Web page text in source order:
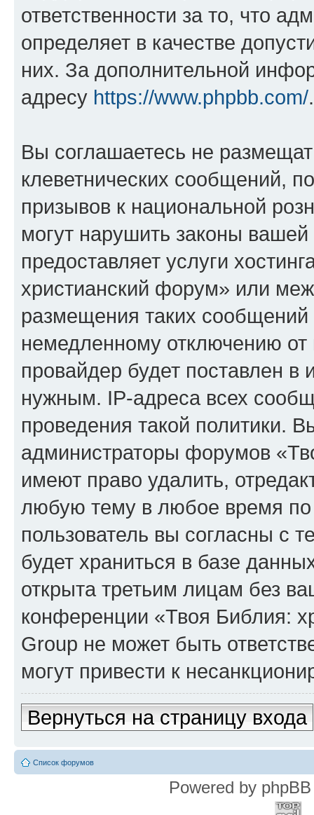
ответственности за то, что
определяет в качестве
них. За дополнительной
адресу https://www.phpbb.com/.
Вы соглашаетесь не
клеветнических сообщений,
призывов к национальной
могут нарушить законы
предоставляет услуги
христианский форум» или
размещения таких
немедленному отключению
провайдер будет поставлен в
нужным. IP-адреса всех
проведения такой политики.
администраторы форумов
имеют право удалить,
любую тему в любое время
пользователь вы согласны с
будет храниться в базе
открыта третьим лицам без
конференции «Твоя Библия:
Group не может быть
могут привести к
Вернуться на страницу входа
Список форумов
Powered by